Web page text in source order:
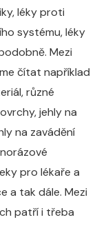
léky proti
systému, léky
Mezi
čítat například
různé
jehly na
na zavádění
pro lékaře a
a tak dále. Mezi
patří i třeba